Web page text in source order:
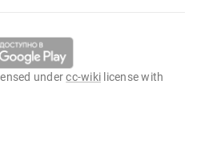
undercc-wiki license with